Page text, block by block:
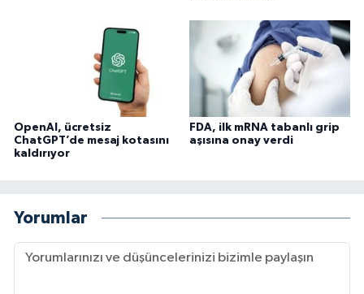
OpenAI, ücretsiz
ChatGPT’de mesaj kotasını
kaldırıyor
FDA, ilk mRNA tabanlı grip
aşısına onay verdi
Yorumlar